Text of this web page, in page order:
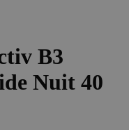
B3
Nuit 40